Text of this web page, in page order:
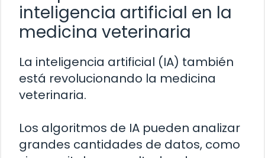
inteligencia artificial en la
medicina veterinaria
La inteligencia artificial (IA) también
está revolucionando la medicina
veterinaria.
Los algoritmos de IA pueden analizar
grandes cantidades de datos, como